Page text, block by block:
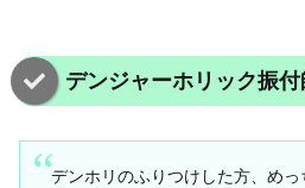
デンジャーホリック振付
デンホリのふりつけした方、めっ